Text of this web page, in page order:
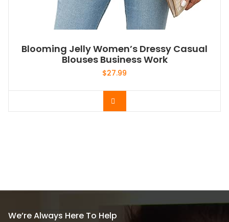
Blooming Jelly Women’s Dressy Casual
Blouses Business Work
$27.99
We’re Always Here To Help